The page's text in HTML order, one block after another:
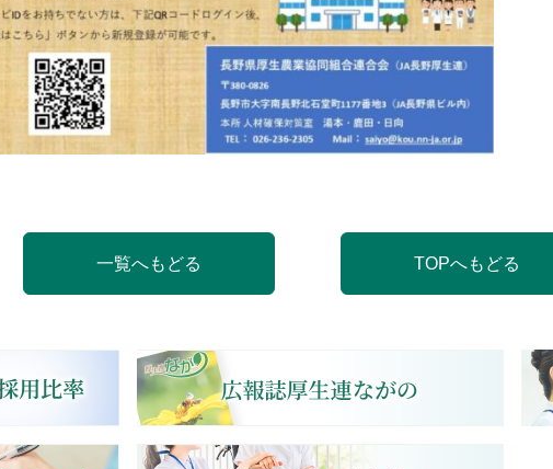
一覧へもどる TOPへもどる